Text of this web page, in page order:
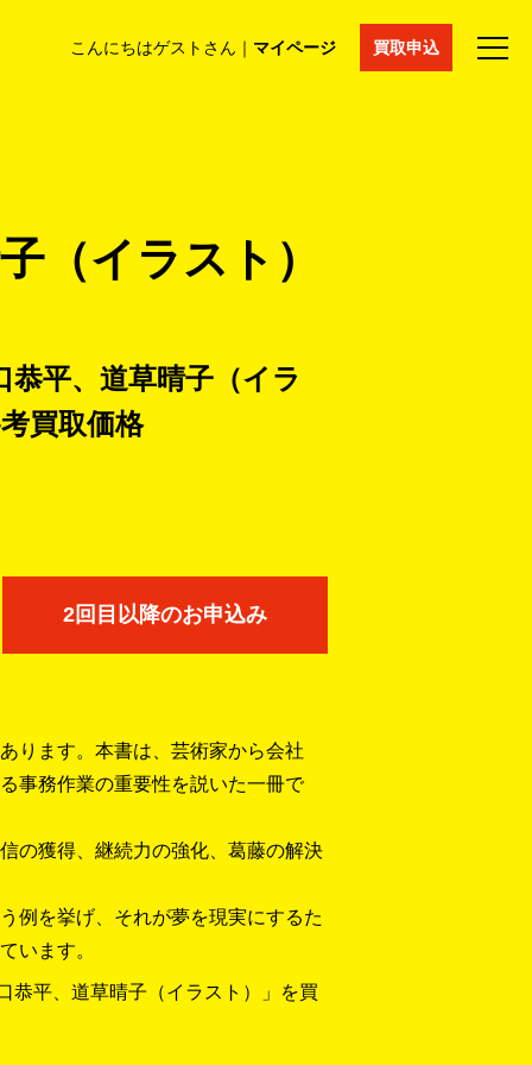
こんにちはゲストさん｜ マイページ 買取申込
コラム マイページ 採用情報 通販サイト
（イラスト）
平、道草晴子（イラ
買取価格
2回目以降のお申込み
ります。本書は、芸術家から会社
事務作業の重要性を説いた一冊で
の獲得、継続力の強化、葛藤の解決
例を挙げ、それが夢を現実にするた
います。
恭平、道草晴子（イラスト）」を買